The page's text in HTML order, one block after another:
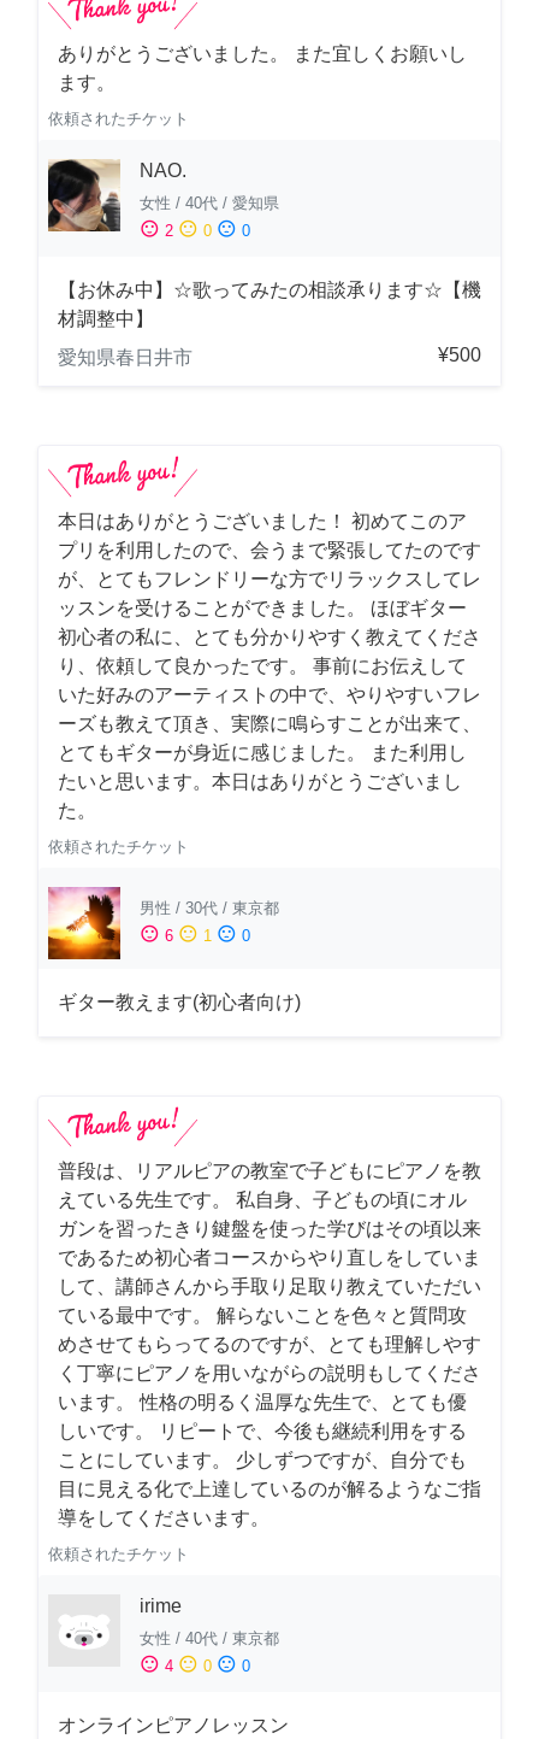
ありがとうございました。 また宜しくお願いし
ます。
依頼されたチケット
NAO.
女性 / 40代 / 愛知県
sentiment_satisfied 2 sentiment_neutral 0 sentiment_dissatisfied 0
【お休み中】☆歌ってみたの相談承ります☆【機
材調整中】
愛知県春日井市
¥500
本日はありがとうございました！ 初めてこのア
プリを利用したので、会うまで緊張してたのです
が、とてもフレンドリーな方でリラックスしてレ
ッスンを受けることができました。 ほぼギター
初心者の私に、とても分かりやすく教えてくださ
り、依頼して良かったです。 事前にお伝えして
いた好みのアーティストの中で、やりやすいフレ
ーズも教えて頂き、実際に鳴らすことが出来て、
とてもギターが身近に感じました。 また利用し
たいと思います。本日はありがとうございまし
た。
依頼されたチケット
男性 / 30代 / 東京都
sentiment_satisfied 6 sentiment_neutral 1 sentiment_dissatisfied 0
ギター教えます(初心者向け)
普段は、リアルピアの教室で子どもにピアノを教
えている先生です。 私自身、子どもの頃にオル
ガンを習ったきり鍵盤を使った学びはその頃以来
であるため初心者コースからやり直しをしていま
して、講師さんから手取り足取り教えていただい
ている最中です。 解らないことを色々と質問攻
めさせてもらってるのですが、とても理解しやす
く丁寧にピアノを用いながらの説明もしてくださ
います。 性格の明るく温厚な先生で、とても優
しいです。 リピートで、今後も継続利用をする
ことにしています。 少しずつですが、自分でも
目に見える化で上達しているのが解るようなご指
導をしてくださいます。
依頼されたチケット
irime
女性 / 40代 / 東京都
sentiment_satisfied 4 sentiment_neutral 0 sentiment_dissatisfied 0
オンラインピアノレッスン